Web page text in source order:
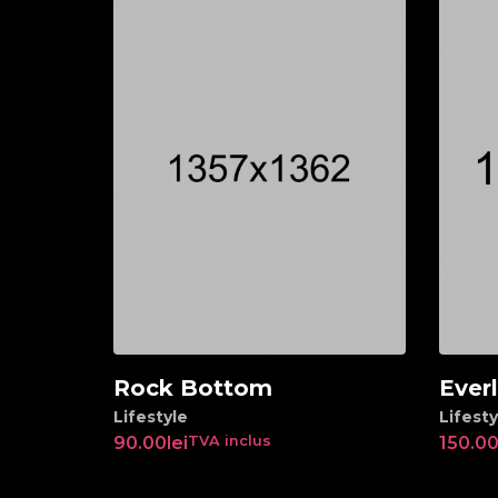
Add to cart
Rock Bottom
Lifestyle
90.00leiTVA inclus 150.00